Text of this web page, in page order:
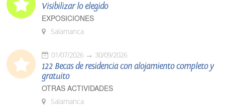
Visibilizar lo elegido
EXPOSICIONES
Salamanca
01/07/2026 30/09/2026
122 Becas de residencia con alojamiento completo y
gratuito
OTRAS ACTIVIDADES
Salamanca